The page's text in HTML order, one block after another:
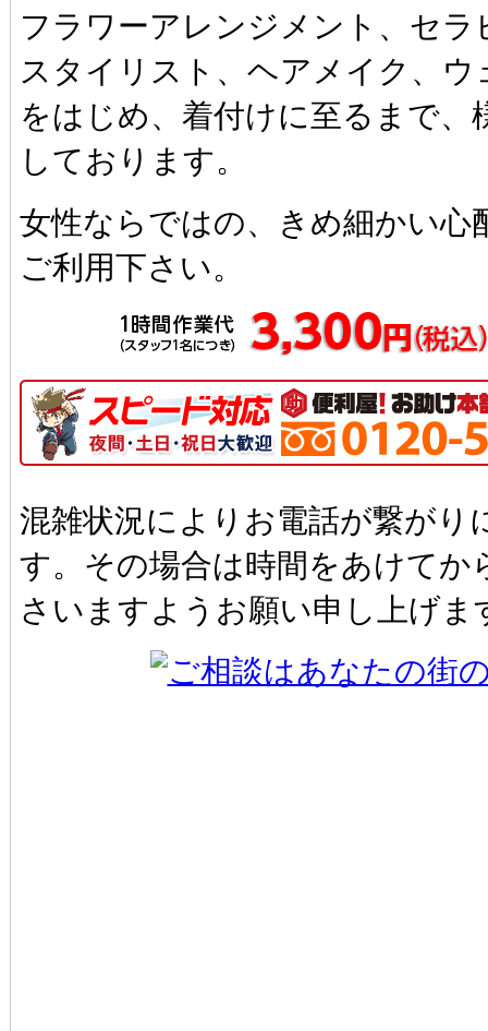
フラワーアレンジメント、セ
スタイリスト、ヘアメイク、
をはじめ、着付けに至るまで、
しております。
女性ならではの、きめ細かい心
ご利用下さい。
混雑状況によりお電話が繋がり
す。その場合は時間をあけてか
さいますようお願い申し上げま